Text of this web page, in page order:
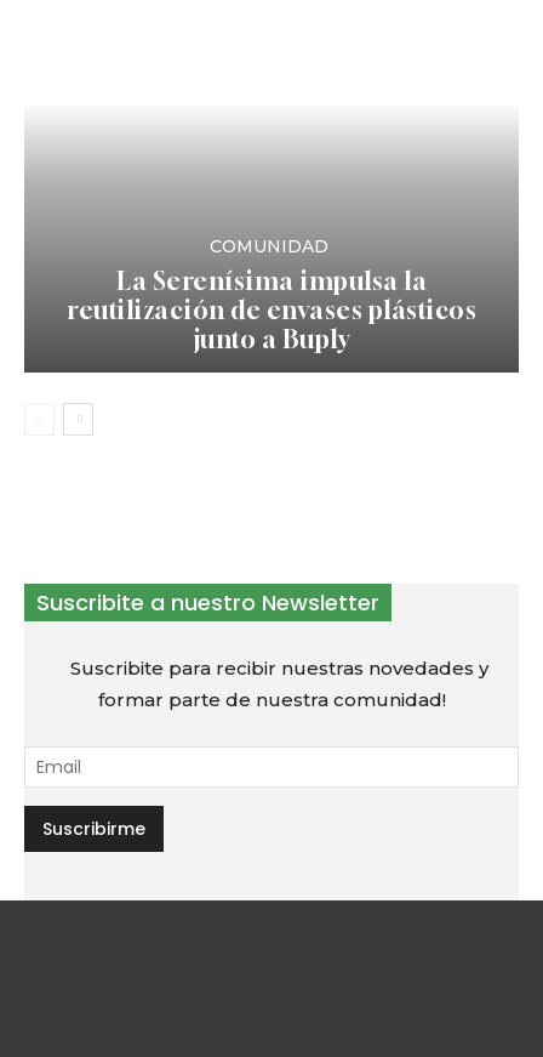
COMUNIDAD
La Serenísima impulsa la
reutilización de envases plásticos
junto a Buply
Suscribite a nuestro Newsletter
Suscribite para recibir nuestras novedades y
formar parte de nuestra comunidad!